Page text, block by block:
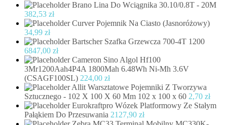
Brano Lina Do Wciągnika 30.10/0.8T - 20M
382,53 zł
Curver Pojemnik Na Ciasto (Jasnoróżowy)
34,99 zł
Bartscher Szafka Grzewcza 700-4T 1200
6847,00 zł
Cameron Sino Algol Hf100
3Mr1200Aah4P4A 1800Mah 6.48Wh Ni-Mh 3.6V
(CSAGF100SL) 224,00 zł
Allit Warsztatowe Pojemniki Z Tworzywa
Sztucznego - 102 X 100 X 60 Mm 102 x 100 x 60 2,70 zł
Eurokraftpro Wózek Platformowy Ze Stałym
Pałąkiem Do Przesuwania 2127,90 zł